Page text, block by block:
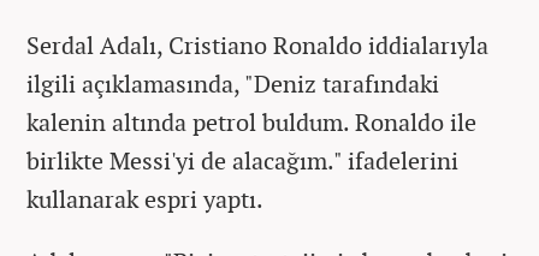
Serdal Adalı, Cristiano Ronaldo iddialarıyla
ilgili açıklamasında, "Deniz tarafındaki
kalenin altında petrol buldum. Ronaldo ile
birlikte Messi'yi de alacağım." ifadelerini
kullanarak espri yaptı.